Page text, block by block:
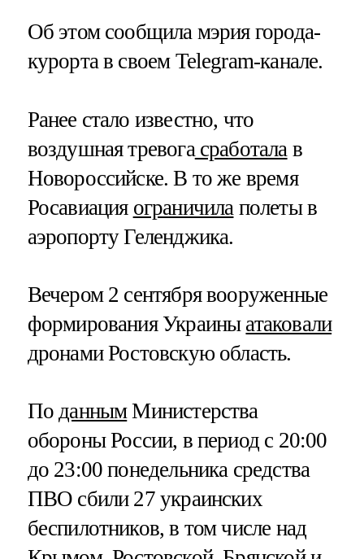
Об этом сообщила мэрия города-
курорта в своем Telegram-канале.
Ранее стало известно, что
воздушная тревога сработала в
Новороссийске. В то же время
Росавиация ограничила полеты в
аэропорту Геленджика.
Вечером 2 сентября вооруженные
формирования Украины атаковали
дронами Ростовскую область.
По даннымМинистерства
обороны России, в период с 20:00
до 23:00 понедельника средства
ПВО сбили 27 украинских
беспилотников, в том числе над